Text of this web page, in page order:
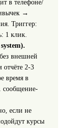
в телефоне/
→
Триггер:
1 клик.
внешней
отчёте 2-3
время в
сообщение-
если не
курсы